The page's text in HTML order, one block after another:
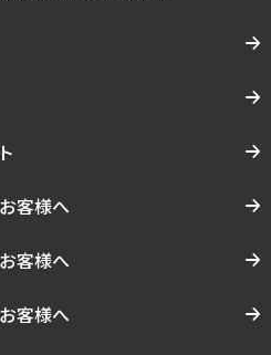
客様へ
客様へ
客様へ